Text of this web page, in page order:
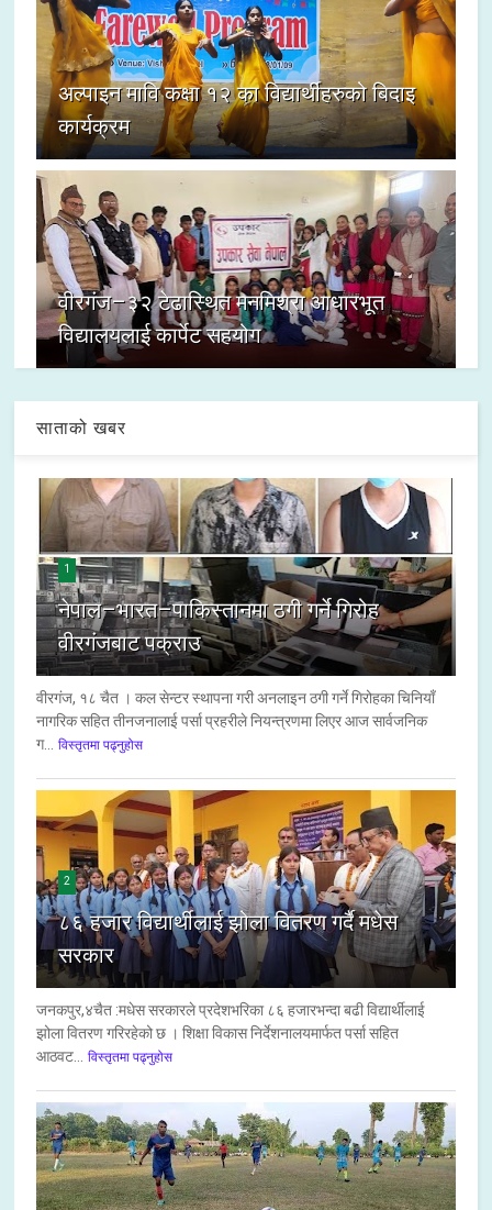
अल्पाइन मावि कक्षा १२ का विद्यार्थीहरुको बिदाइ
कार्यक्रम
वीरगंज–३२ टेढास्थित मनमिश्रा आधारभूत
विद्यालयलाई कार्पेट सहयोग
साताको खबर
1
नेपाल–भारत–पाकिस्तानमा ठगी गर्ने गिरोह
वीरगंजबाट पक्राउ
वीरगंज, १८ चैत । कल सेन्टर स्थापना गरी अनलाइन ठगी गर्ने गिरोहका चिनियाँ
नागरिक सहित तीनजनालाई पर्सा प्रहरीले नियन्त्रणमा लिएर आज सार्वजनिक
ग...
विस्तृतमा पढ्नुहोस
2
८६ हजार विद्यार्थीलाई झोला वितरण गर्दै मधेस
सरकार
जनकपुर,४चैत :मधेस सरकारले प्रदेशभरिका ८६ हजारभन्दा बढी विद्यार्थीलाई
झोला वितरण गरिरहेको छ । शिक्षा विकास निर्देशनालयमार्फत पर्सा सहित
आठवट...
विस्तृतमा पढ्नुहोस